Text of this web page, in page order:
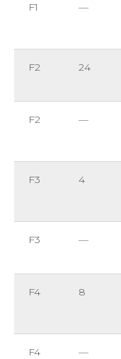
F1 —
F2 24
F2 —
F3 4
F3 —
F4 8
F4 —